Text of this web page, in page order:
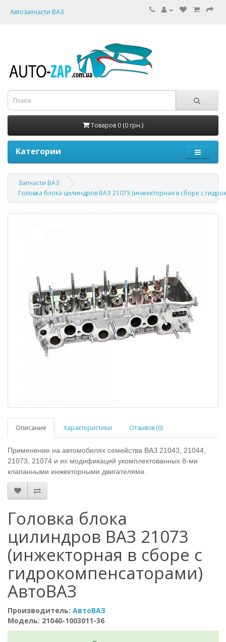
Автозапчасти ВАЗ
Товаров 0 (0 грн.)
Категории
Запчасти ВАЗ
Головка блока цилиндров ВАЗ 21073 (инжекторная в сборе с
Описание Характеристики Отзывов (0)
Применение на автомобилях семейства ВАЗ 21043, 21044,
21073, 21074 и их модификаций укомплектованных 8-ми
клапанными инжекторными двигателями.
Головка блока
цилиндров ВАЗ 21073
(инжекторная в сборе с
гидрокомпенсаторами)
АвтоВАЗ
Производитель: АвтоВАЗ
Модель: 21040-1003011-36